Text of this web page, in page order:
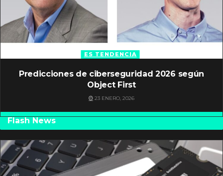
ES TENDENCIA
Predicciones de ciberseguridad 2026 según
Object First
23 ENERO, 2026
Flash News